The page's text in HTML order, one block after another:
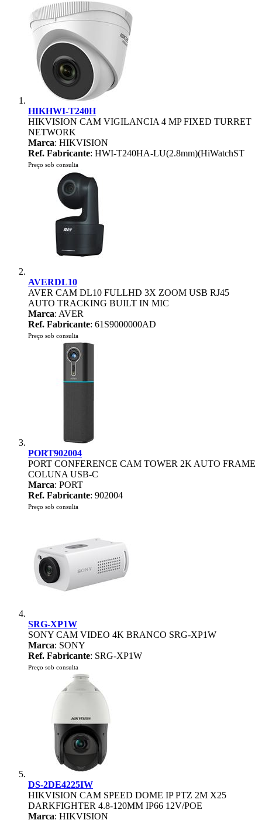
HIKHWI-T240H
HIKVISION CAM VIGILANCIA 4 MP FIXED TURRET
NETWORK
Marca: HIKVISION
Ref. Fabricante: HWI-T240HA-LU(2.8mm)(HiWatchST
Preço sob consulta
AVERDL10
AVER CAM DL10 FULLHD 3X ZOOM USB RJ45
AUTO TRACKING BUILT IN MIC
Marca: AVER
Ref. Fabricante: 61S9000000AD
Preço sob consulta
PORT902004
PORT CONFERENCE CAM TOWER 2K AUTO FRAME
COLUNA USB-C
Marca: PORT
Ref. Fabricante: 902004
Preço sob consulta
SRG-XP1W
SONY CAM VIDEO 4K BRANCO SRG-XP1W
Marca: SONY
Ref. Fabricante: SRG-XP1W
Preço sob consulta
DS-2DE4225IW
HIKVISION CAM SPEED DOME IP PTZ 2M X25
DARKFIGHTER 4.8-120MM IP66 12V/POE
Marca: HIKVISION